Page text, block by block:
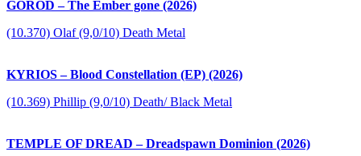
GOROD – The Ember gone (2026)
(10.370) Olaf (9,0/10) Death Metal
KYRIOS – Blood Constellation (EP) (2026)
(10.369) Phillip (9,0/10) Death/ Black Metal
TEMPLE OF DREAD – Dreadspawn Dominion (2026)